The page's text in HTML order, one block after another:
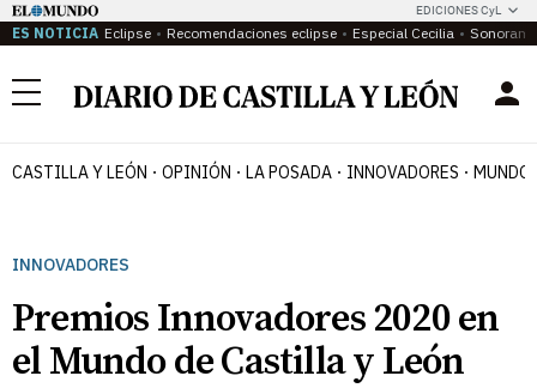
EDICIONES CyL
ES NOTICIA Eclipse Recomendaciones eclipse Especial Cecilia
Menú
CASTILLA Y LEÓN OPINIÓN LA POSADA INNOVADORES MUNDO
INNOVADORES
Premios Innovadores 2020 en
el Mundo de Castilla y León